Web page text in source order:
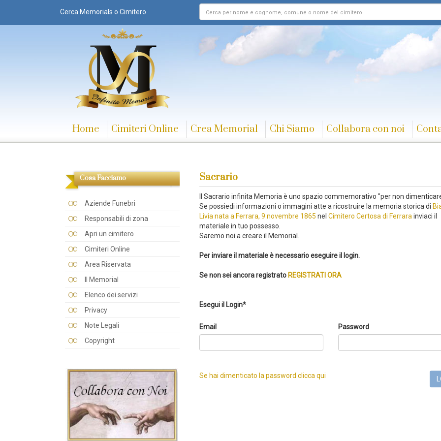
Cerca Memorials o Cimitero
Home Cimiteri Online Crea Memorial Chi Siamo Collabora con noi
Cosa Facciamo
Aziende Funebri
Responsabili di zona
Apri un cimitero
Cimiteri Online
Area Riservata
Il Memorial
Elenco dei servizi
Privacy
Note Legali
Copyright
Sacrario
Il Sacrario infinita Memoria è uno spazio commemorativo "per non
Se possiedi informazioni o immagini atte a ricostruire la memoria storica di
Livia nata a Ferrara, 9 novembre 1865 nel Cimitero Certosa di Ferrara inviaci il
materiale in tuo possesso.
Saremo noi a creare il Memorial.
Per inviare il materiale è necessario eseguire il login.
Se non sei ancora registrato REGISTRATI ORA
Esegui il Login*
Email Password
Se hai dimenticato la password clicca qui